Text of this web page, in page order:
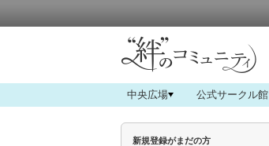
中央広場 公式サークル館
新規登録がまだの方